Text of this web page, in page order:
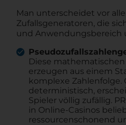
Man unterscheidet vor
Zufallsgeneratoren, die
und Anwendungsbereich
Diese
erzeugen aus einem
komplexe Zahlenfolge.
deterministisch,
Spieler völlig zufällig.
in Online-Casinos
ressourcenschonend